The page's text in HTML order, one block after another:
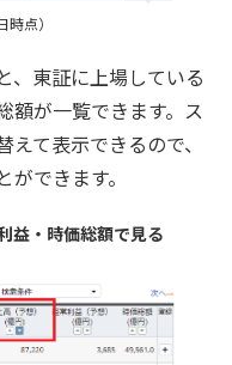
点）
、東証に上場している
額が一覧できます。ス
て表示できるので、
できます。
益・時価総額で見る